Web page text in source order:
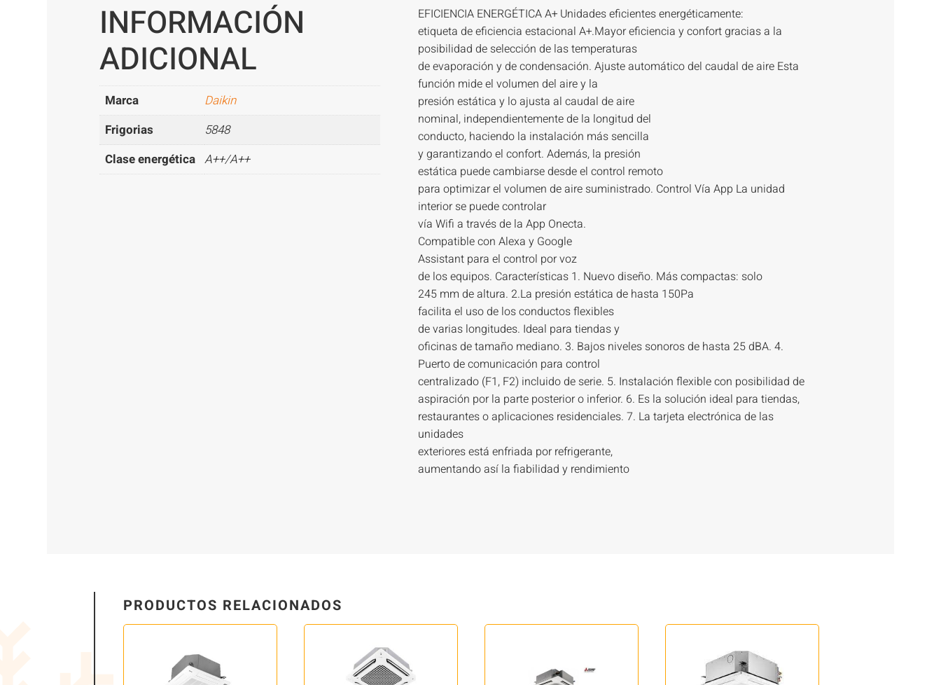
INFORMACIÓN
ADICIONAL
Marca
Daikin
Frigorias
5848
Clase energética A++/A++
EFICIENCIA ENERGÉTICA A+ Unidades eficientes energéticamente:
etiqueta de eficiencia estacional A+.Mayor eficiencia y confort gracias a la
posibilidad de selección de las temperaturas
de evaporación y de condensación. Ajuste automático del caudal de aire Esta
función mide el volumen del aire y la
presión estática y lo ajusta al caudal de aire
nominal, independientemente de la longitud del
conducto, haciendo la instalación más sencilla
y garantizando el confort. Además, la presión
estática puede cambiarse desde el control remoto
para optimizar el volumen de aire suministrado. Control Vía App La unidad
interior se puede controlar
vía Wifi a través de la App Onecta.
Compatible con Alexa y Google
Assistant para el control por voz
de los equipos. Características 1. Nuevo diseño. Más compactas: solo
245 mm de altura. 2.La presión estática de hasta 150Pa
facilita el uso de los conductos flexibles
de varias longitudes. Ideal para tiendas y
oficinas de tamaño mediano. 3. Bajos niveles sonoros de hasta 25 dBA. 4.
Puerto de comunicación para control
centralizado (F1, F2) incluido de serie. 5. Instalación flexible con posibilidad de
aspiración por la parte posterior o inferior. 6. Es la solución ideal para tiendas,
restaurantes o aplicaciones residenciales. 7. La tarjeta electrónica de las
unidades
exteriores está enfriada por refrigerante,
aumentando así la fiabilidad y rendimiento
PRODUCTOS RELACIONADOS